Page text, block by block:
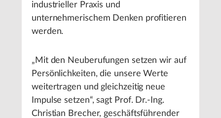
industrieller Praxis und
unternehmerischem Denken profitieren
werden.
„Mit den Neuberufungen setzen wir auf
Persönlichkeiten, die unsere Werte
weitertragen und gleichzeitig neue
Impulse setzen“, sagt Prof. Dr.-Ing.
Christian Brecher, geschäftsführender